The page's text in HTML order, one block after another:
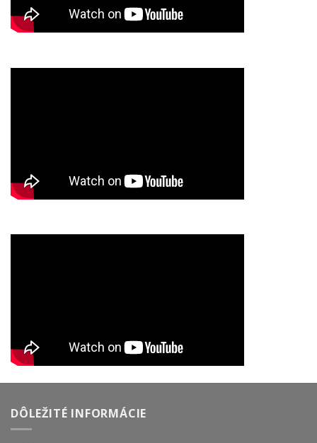
DÔLEŽITÉ INFORMÁCIE